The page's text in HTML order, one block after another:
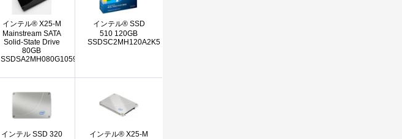
インテル® X25-M
Mainstream SATA
Solid-State Drive
80GB
SSDSA2MH080G105901460
インテル® SSD
510 120GB
SSDSC2MH120A2K5
インテル SSD 320
インテル® X25-M